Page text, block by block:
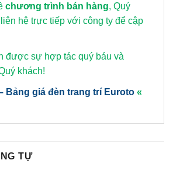
chương trình bán hàng, Quý
liên hệ trực tiếp với công ty để cập
được sự hợp tác quý báu và
khách!
Bảng giá đèn trang trí Euroto «
TỰ